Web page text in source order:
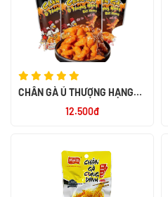
CHÂN GÀ Ủ THƯỢNG HẠNG
12.500đ